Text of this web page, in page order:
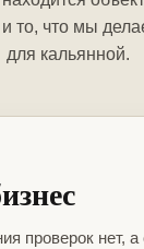
то, что мы
для кальянной.
проверок нет, а